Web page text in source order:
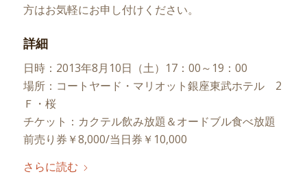
方はお気軽にお申し付けください。
詳細
日時：2013年8月10日（土）17：00～19：00
場所：コートヤード・マリオット銀座東武ホテル 2
Ｆ・桜
チケット：カクテル飲み放題＆オードブル食べ放題
前売り券￥8,000/当日券￥10,000
さらに読む